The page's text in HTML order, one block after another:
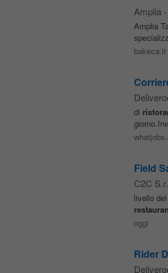
Amplia -
Amplia
bakeca.it
di
Field
C2C
livello
oggi
Rider